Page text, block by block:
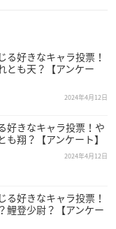
る好きなキャラ投票！
とも天？【アンケー
2024年4月12日
好きなキャラ投票！や
も翔？【アンケート】
2024年4月12日
る好きなキャラ投票！
鯉登少尉？【アンケー